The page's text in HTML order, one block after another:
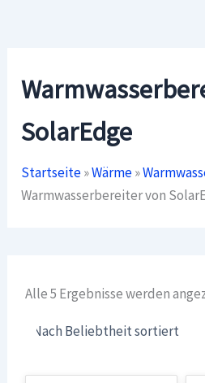
SolarEdge
Startseite»Wärme»
Warmwasserbereiter von
Alle 5 Ergebnisse werden